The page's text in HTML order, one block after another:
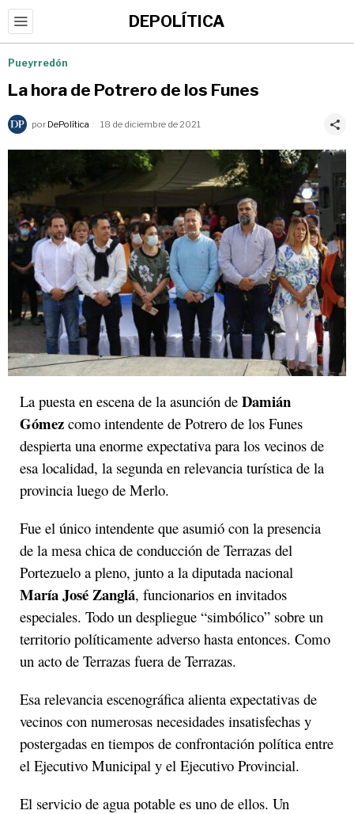
DEPOLÍTICA
Pueyrredón
La hora de Potrero de los Funes
por DePolítica 18 de diciembre de 2021
La puesta en escena de la asunción de Damián
Gómez como intendente de Potrero de los Funes
despierta una enorme expectativa para los vecinos de
esa localidad, la segunda en relevancia turística de la
provincia luego de Merlo.
Fue el único intendente que asumió con la presencia
de la mesa chica de conducción de Terrazas del
Portezuelo a pleno, junto a la diputada nacional
María José Zanglá, funcionarios en invitados
especiales. Todo un despliegue “simbólico” sobre un
territorio políticamente adverso hasta entonces. Como
un acto de Terrazas fuera de Terrazas.
Esa relevancia escenográfica alienta expectativas de
vecinos con numerosas necesidades insatisfechas y
postergadas en tiempos de confrontación política entre
el Ejecutivo Municipal y el Ejecutivo Provincial.
El servicio de agua potable es uno de ellos. Un